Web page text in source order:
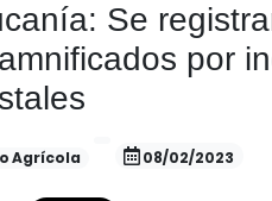
Se
por
Agrícola 08/02/2023